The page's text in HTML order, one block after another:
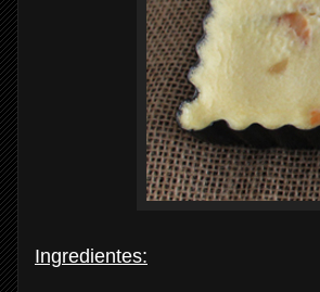
Ingredientes: